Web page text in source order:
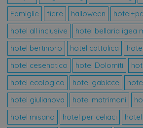
Famiglie
fiere halloween
hotel all inclusive
hotel bellaria igea
hotel bertinoro
hotel cattolica
hotel cesenatico
hotel Dolomiti
hotel ecologico
hotel gabicce
hotel giulianova
hotel matrimoni
hotel misano
hotel per celiaci
I cookie strettamente necessari
funzionalità principali del sito web
l'accesso dell'utente e la gestione
sito web non può essere utilizzato
senza i cookie strettamente necessari.
Nome
CookieScriptConsent